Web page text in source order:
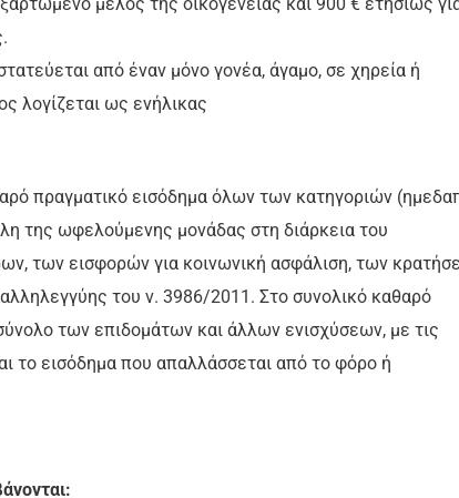
από έναν μόνο γονέα, άγαμο, σε χηρεία ή
λογίζεται ως ενήλικας
πραγματικό εισόδημα όλων των κατηγοριών
της ωφελούμενης μονάδας στη διάρκεια του
των εισφορών για κοινωνική ασφάλιση, των
του ν. 3986/2011. Στο συνολικό καθαρό
των επιδομάτων και άλλων ενισχύσεων, με τις
το εισόδημα που απαλλάσσεται από το φόρο ή